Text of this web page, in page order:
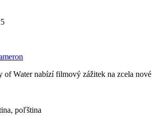
of Water nabízí filmový zážitek na zcela nové
poľština